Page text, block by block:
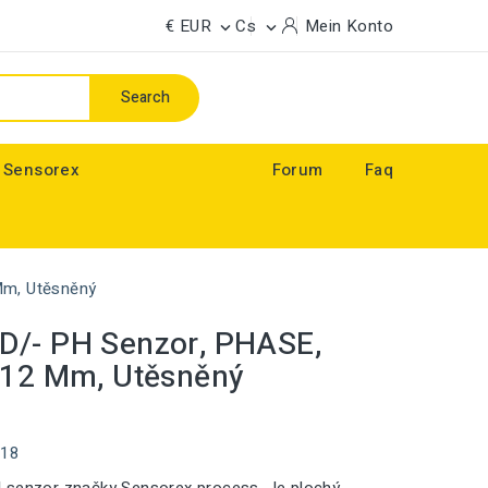
€ EUR Cs  Mein Konto
Search
Forum Faq
Utěsněný
PH Senzor, PHASE,
Mm, Utěsněný